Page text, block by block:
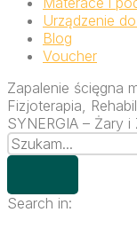
Urządzenie
Blog
Voucher
Zapalenie ścięgna
Fizjoterapia,
SYNERGIA – Żary
Search in: